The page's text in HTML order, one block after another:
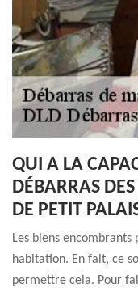
QUI A LA
DÉBARRAS
DE PETIT
Les biens
habitation. En fait, ce
permettre cela. Pour